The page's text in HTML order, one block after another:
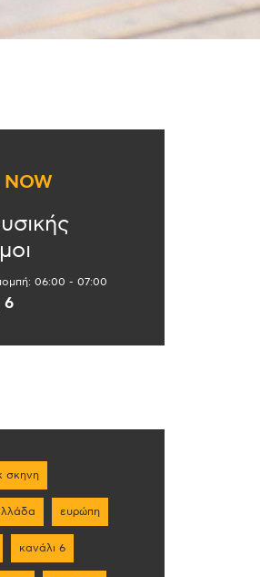
NOW
06:00 - 07:00
6
σκηνη
ευρώπη
κανάλι 6